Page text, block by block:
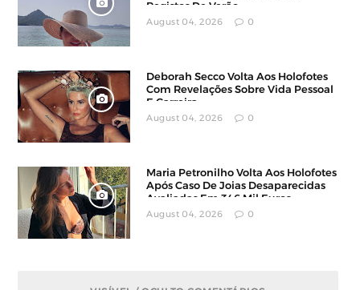
Registos De Verão
August 04, 2026 0
Deborah Secco Volta Aos Holofotes
Com Revelações Sobre Vida Pessoal
E Carreira
August 04, 2026 0
Maria Petronilho Volta Aos Holofotes
Após Caso De Joias Desaparecidas
Avaliadas Em 346 Mil Euros
August 04, 2026 0